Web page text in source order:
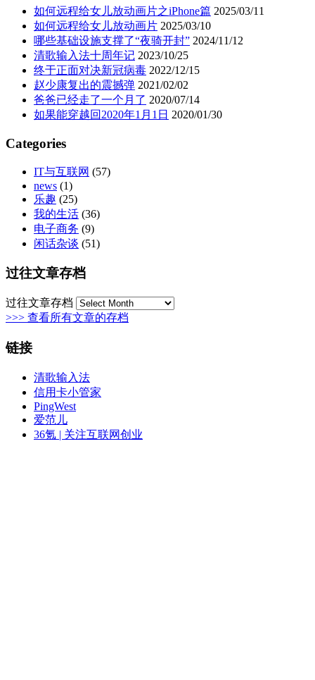
如何远程给女儿放动画片之iPhone篇 2025/03/11
如何远程给女儿放动画片 2025/03/10
哪些基础设施支撑了“夜骑开封” 2024/11/12
清歌输入法十周年记 2023/10/25
终于正面对决新冠病毒 2022/12/15
赵少康复出的震撼弹 2021/02/02
爸爸已经走了一个月了 2020/07/14
如果能穿越回2020年1月1日 2020/01/30
Categories
IT与互联网 (57)
news (1)
乐趣 (25)
我的生活 (36)
电子商务 (9)
闲话杂谈 (51)
过往文章存档
过往文章存档
>>> 查看所有文章的存档
链接
清歌输入法
信用卡小管家
PingWest
爱范儿
36氪 | 关注互联网创业